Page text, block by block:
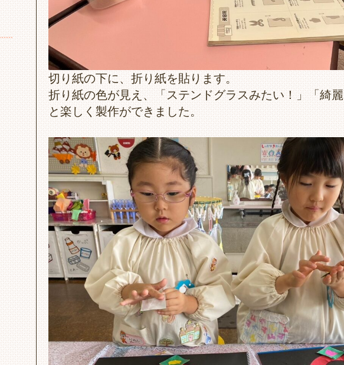
切り紙の下に、折り紙を貼ります。
折り紙の色が見え、「ステンドグラスみたい！」「綺
と楽しく製作ができました。